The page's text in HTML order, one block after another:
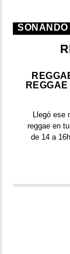
Llegó ese
reggae en
de 14 a
Países
México,